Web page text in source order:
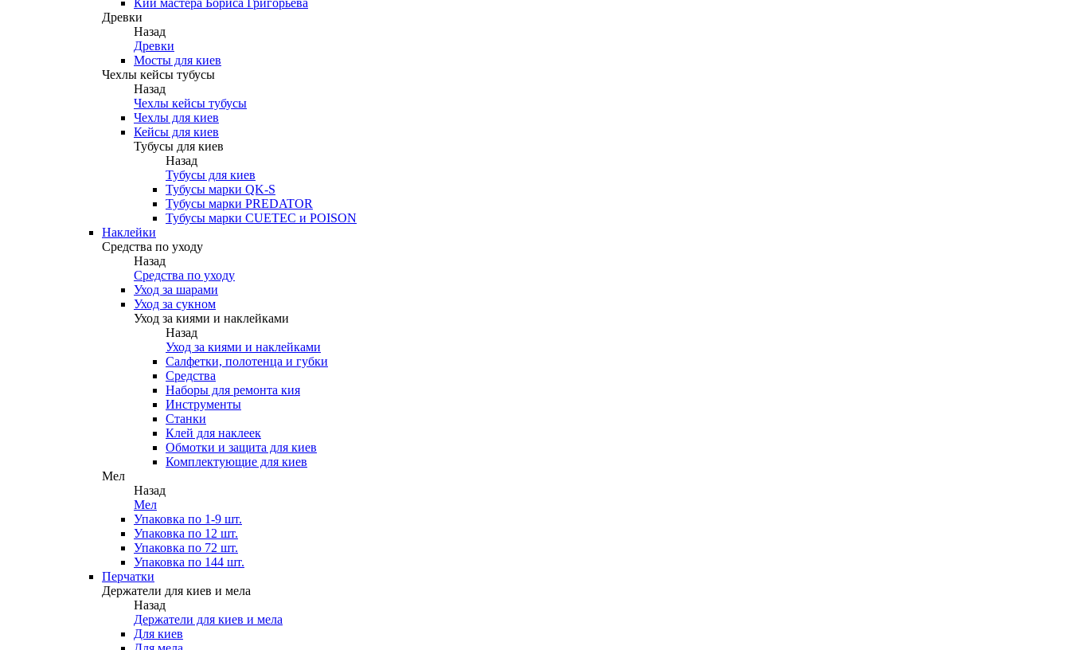
Кии мастера Бориса Григорьева
Древки
Назад
Древки
Мосты для киев
Чехлы кейсы тубусы
Назад
Чехлы кейсы тубусы
Чехлы для киев
Кейсы для киев
Тубусы для киев
Назад
Тубусы для киев
Тубусы марки QK-S
Тубусы марки PREDATOR
Тубусы марки CUETEC и POISON
Наклейки
Средства по уходу
Назад
Средства по уходу
Уход за шарами
Уход за сукном
Уход за киями и наклейками
Назад
Уход за киями и наклейками
Салфетки, полотенца и губки
Средства
Наборы для ремонта кия
Инструменты
Станки
Клей для наклеек
Обмотки и защита для киев
Комплектующие для киев
Мел
Назад
Мел
Упаковка по 1-9 шт.
Упаковка по 12 шт.
Упаковка по 72 шт.
Упаковка по 144 шт.
Перчатки
Держатели для киев и мела
Назад
Держатели для киев и мела
Для киев